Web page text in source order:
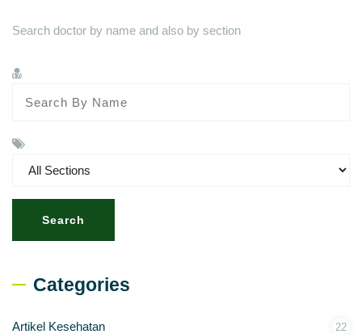
Search doctor by name and also by section
Search
Categories
Artikel Kesehatan 22